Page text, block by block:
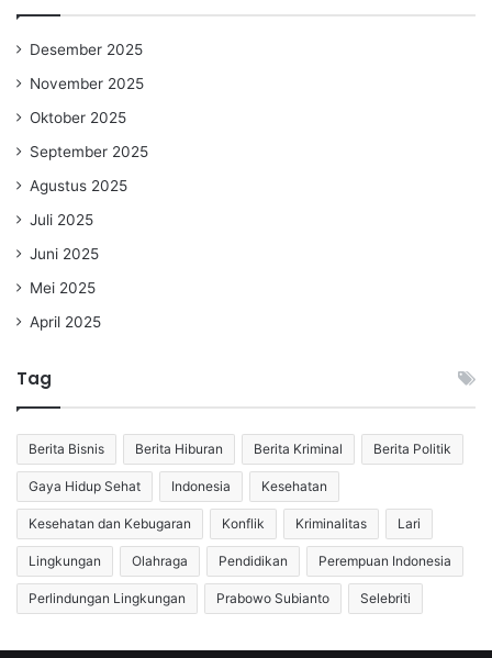
Desember 2025
November 2025
Oktober 2025
September 2025
Agustus 2025
Juli 2025
Juni 2025
Mei 2025
April 2025
Tag
Berita Bisnis Berita Hiburan Berita Kriminal Berita Politik
Gaya Hidup Sehat Indonesia Kesehatan
Kesehatan dan Kebugaran Konflik Kriminalitas Lari
Lingkungan Olahraga Pendidikan Perempuan Indonesia
Perlindungan Lingkungan Prabowo Subianto Selebriti